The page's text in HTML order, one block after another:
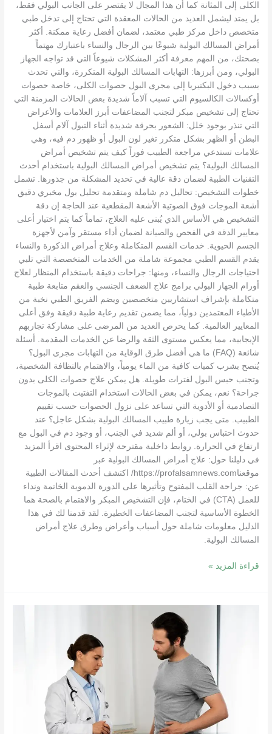
الكلى إلى المثانة كما أن هذا المجال لا يقتصر على الجانب البولي فقط،
بل يمتد ليشمل العديد من الحالات المعقدة التي تحتاج إلى تدخل طبي
متخصص داخل مركز طبي معتمد، لضمان أفضل رعاية ممكنة. أكثر
أمراض المسالك البولية شيوعًا بين الرجال والنساء باعتبارك مهتماً
بصحتك، من المهم معرفة أكثر المشكلات شيوعاً التي قد تواجه الجهاز
البولي، ومن أبرزها: التهابات المسالك البولية المتكررة، والتي تحدث
بسبب دخول البكتيريا إلى مجرى البول حصوات الكلى، خاصة حصوات
أوكسالات الكالسيوم التي تسبب آلاماً شديدة بعض الحالات المزمنة التي
تحتاج إلى تشخيص مبكر لتجنب المضاعفات أبرز العلامات والأعراض
التي تنذر بوجود خلل: الشعور بحرقة شديدة أثناء التبول آلام أسفل
البطن أو الظهر بشكل متكرر تغير لون البول أو ظهور دم فيه، وهي
علامات تستدعي مراجعة الطبيب فوراً كيف يتم تشخيص أمراض
المسالك البولية؟ يتم تشخيص أمراض المسالك البولية باستخدام أحدث
التقنيات الطبية لضمان دقة عالية في تحديد المشكلة من جذورها. تشمل
خطوات التشخيص: تحاليل دم شاملة ومتقدمة تحليل بول مخبري دقيق
أشعة الموجات فوق الصوتية الأشعة المقطعية عند الحاجة إن دقة
التشخيص هي الأساس الذي يُبنى عليه العلاج، تماماً كما يتم اختيار أعلى
معايير الدقة في الفحص والصيانة لضمان أداء مستقر وآمن لأجهزة
الجسم الحيوية. خدمات القسم المتكاملة وعلاج أمراض الذكورة والنساء
يقدم القسم الطبي مجموعة شاملة من الخدمات المتخصصة التي تلبي
احتياجات الرجال والنساء، ومنها: جراحات دقيقة باستخدام المنظار لعلاج
أورام الجهاز البولي برامج علاج الضعف الجنسي والعقم متابعة طبية
متكاملة بإشراف استشاريين متخصصين ويضم الفريق الطبي نخبة من
الأطباء المعتمدين دولياً، مما يضمن تقديم رعاية طبية دقيقة وفق أعلى
المعايير العالمية. كما يحرص العديد من المرضى على مشاركة تجاربهم
الإيجابية، مما يعكس مستوى الثقة والرضا عن الخدمات المقدمة. أسئلة
شائعة (FAQ) ما هي أفضل طرق الوقاية من التهابات مجرى البول؟
يُنصح بشرب كميات كافية من الماء يومياً، والاهتمام بالنظافة الشخصية،
وتجنب حبس البول لفترات طويلة. هل يمكن علاج حصوات الكلى بدون
جراحة؟ نعم، يمكن في بعض الحالات استخدام التفتيت بالموجات
التصادمية أو الأدوية التي تساعد على نزول الحصوات حسب تقييم
الطبيب. متى يجب زيارة طبيب المسالك البولية بشكل عاجل؟ عند
حدوث احتباس بولي، أو ألم شديد في الجنب، أو وجود دم في البول مع
ارتفاع في الحرارة. روابط داخلية مقترحة لإثراء المحتوى اقرأ المزيد
في دليلنا حول: علاج أمراض المسالك البولية عبر
موقعناhttps://profalsamnews.com/ اكتشف أحدث المقالات الطبية
عن: جراحة القلب المفتوح وتأثيرها على الدورة الدموية الخاتمة ونداء
للعمل (CTA) في الختام، فإن التشخيص المبكر والاهتمام بالصحة هما
الخطوة الأساسية لتجنب المضاعفات الخطيرة. لقد قدمنا لك في هذا
الدليل معلومات شاملة حول أسباب وأعراض وطرق علاج أمراض
المسالك البولية.
قراءة المزيد »